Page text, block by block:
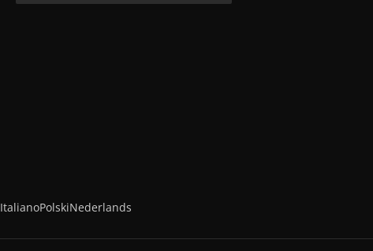
ItalianoPolskiNederlands